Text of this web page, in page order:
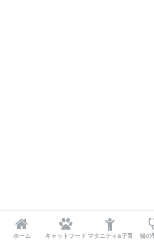
ホーム キャットフード マタニティ&子育て 猫の